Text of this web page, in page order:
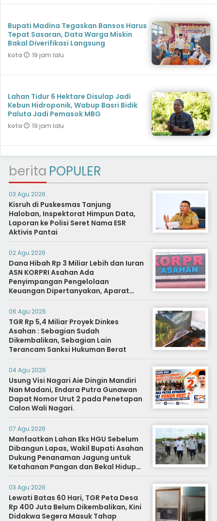
Bupati Madina Tegaskan Bansos Harus
Tepat Sasaran, Data Warga Miskin
Bakal Diverifikasi Langsung
kota 19 jam lalu
Lahan Tidur 6 Hektare Disulap Jadi
Kebun Hidroponik, Wabup Basri Bidik
Paluta Jadi Pemasok MBG
kota 19 jam lalu
berita POPULER
03 Agu 2026
Kisruh di Puskesmas Tanjung
Haloban, Inspektorat Himpun Data,
Laporan ke Polisi Seret Nama ESR
Aktivis Pantai
02 Agu 2026
Dana Hibah Rp 3 Miliar Lebih dan Iuran
ASN KORPRI Asahan Ada
Penyimpangan Pengelolaan
Keuangan Dipertanyakan, Aparat
Diminta Segera Usut
06 Agu 2026
TGR Rp 5,4 Miliar Proyek Dinkes
Asahan : Sebagian Sudah
Dikembalikan, Sebagian Lain
Terancam Sanksi Hukuman Berat
04 Agu 2026
Usung Visi Nagari Aie Dingin Mandiri
Nan Madani, Endara Putra Gunawan
Dapat Nomor Urut 2 pada Penetapan
Calon Wali Nagari.
07 Agu 2026
Manfaatkan Lahan Eks HGU Sebelum
Dibangun Lapas, Wakil Bupati Asahan
Dukung Penanaman Jagung untuk
Ketahanan Pangan dan Bekal Hidup
Warga Binaan
03 Agu 2026
Lewati Batas 60 Hari, TGR Peta Desa
Rp 400 Juta Belum Dikembalikan, Kini
Didakwa Segera Masuk Tahap